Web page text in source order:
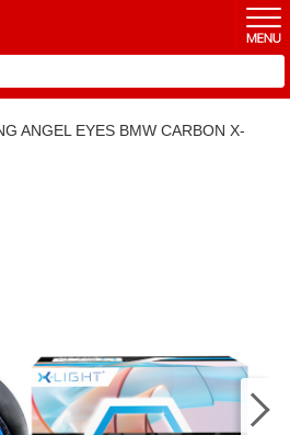
ANGEL EYES BMW CARBON X-